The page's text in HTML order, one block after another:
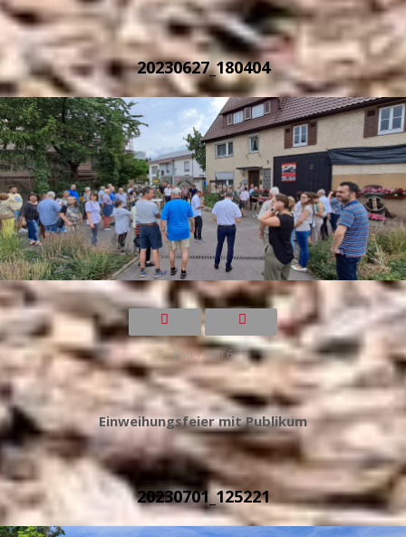
20230627_180404
Bild 1 von 6
Einweihungsfeier mit Publikum
20230701_125221